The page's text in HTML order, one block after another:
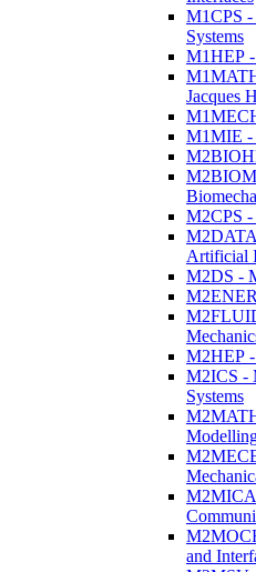
M1CPS -
Systems
M1HEP
Jacques
M1MIE -
M2CPS -
Artificial
M2DS -
M2HEP
M2ICS -
Systems
and